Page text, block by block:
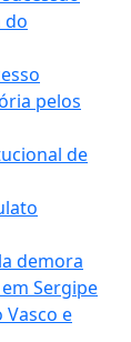
do
pelos
de
demora
Sergipe
Vasco e